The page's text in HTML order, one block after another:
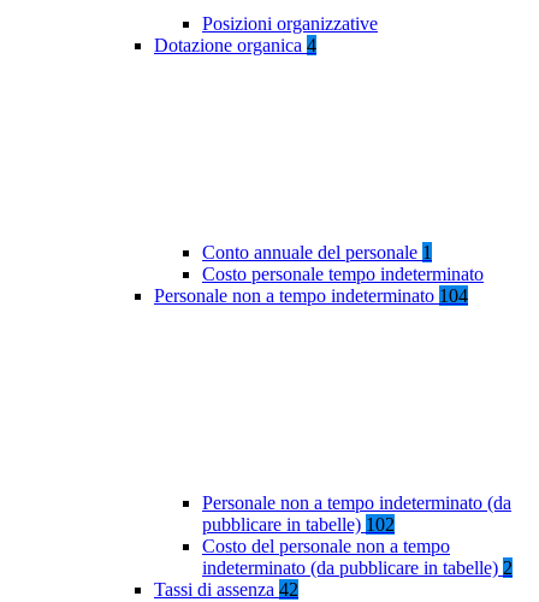
Posizioni organizzative
Dotazione organica 4
Conto annuale del personale 1
Costo personale tempo indeterminato
Personale non a tempo indeterminato 104
Personale non a tempo indeterminato (da
pubblicare in tabelle) 102
Costo del personale non a tempo
indeterminato (da pubblicare in tabelle) 2
Tassi di assenza 42